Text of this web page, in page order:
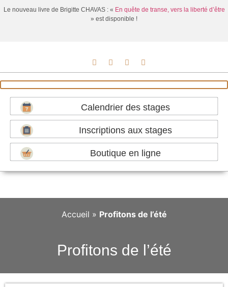
Le nouveau livre de Brigitte CHAVAS : « En quête de transe, vers la liberté d’être
» est disponible !
Calendrier des stages
Inscriptions aux stages
Boutique en ligne
Accueil » Profitons de l’été
Profitons de l’été